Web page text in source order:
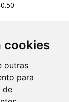
cookies
outras
para
de